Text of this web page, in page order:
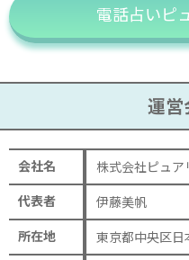
電話占いピ
運営
会社名
株式会社ピュア
代表者
伊藤美帆
所在地
東京都中央区